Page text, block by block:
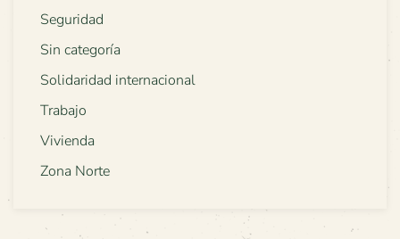
Seguridad
Sin categoría
Solidaridad internacional
Trabajo
Vivienda
Zona Norte